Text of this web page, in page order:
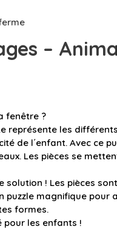
–
fenêtre ?
représente les
de l´enfant. Avec ce
Les pièces se
solution ! Les pièces
puzzle magnifique pour
formes.
pour les enfants !